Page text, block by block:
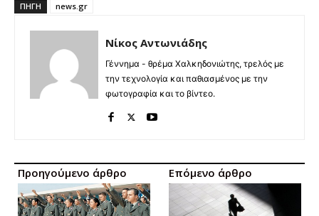
ΠΗΓΉ
news.gr
Νίκος Αντωνιάδης
Γέννημα - θρέμα Χαλκηδονιώτης, τρελός με
την τεχνολογία και παθιασμένος με την
φωτογραφία και το βίντεο.
Προηγούμενο άρθρο Επόμενο άρθρο